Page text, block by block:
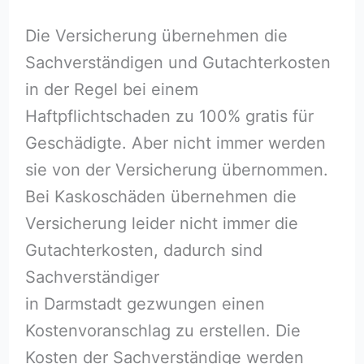
Die Versicherung übernehmen die
Sachverständigen und Gutachterkosten
in der Regel bei einem
Haftpflichtschaden zu 100% gratis für
Geschädigte. Aber nicht immer werden
sie von der Versicherung übernommen.
Bei Kaskoschäden übernehmen die
Versicherung leider nicht immer die
Gutachterkosten, dadurch sind
Sachverständiger
in Darmstadt gezwungen einen
Kostenvoranschlag zu erstellen. Die
Kosten der Sachverständige werden